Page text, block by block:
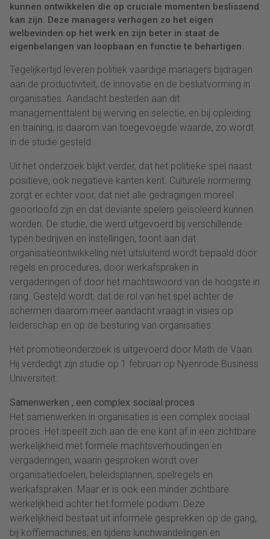
kunnen ontwikkelen die op cruciale momenten beslissend
kan zijn. Deze managers verhogen zo het eigen
welbevinden op het werk en zijn beter in staat de
eigenbelangen van loopbaan en functie te behartigen.
Tegelijkertijd leveren politiek vaardige managers bijdragen
aan de productiviteit, de innovatie en de besluitvorming in
organisaties. Aandacht besteden aan dit
managementtalent bij werving en selectie, en bij opleiding
en training, is daarom van toegevoegde waarde, zo wordt
in de studie gesteld.
Uit het onderzoek blijkt verder, dat het politieke spel naast
positieve, ook negatieve kanten kent. Culturele normering
zorgt er echter voor, dat niet alle gedragingen moreel
geoorloofd zijn en dat deviante spelers geïsoleerd kunnen
worden. De studie, die werd uitgevoerd bij verschillende
typen bedrijven en instellingen, toont aan dat
organisatieontwikkeling niet uitsluitend wordt bepaald door
regels en procedures, door werkafspraken in
vergaderingen of door het machtswoord van de hoogste in
rang. Gesteld wordt, dat de rol van het spel achter de
schermen daarom meer aandacht vraagt in visies op
leiderschap en op de besturing van organisaties.
Het promotieonderzoek is uitgevoerd door Math de Vaan.
Hij verdedigt zijn studie op 1 februari op Nyenrode Business
Universiteit.
Samenwerken , een complex sociaal proces
Het samenwerken in organisaties is een complex sociaal
proces. Het speelt zich aan de ene kant af in een zichtbare
werkelijkheid met formele machtsverhoudingen en
vergaderingen, waarin gesproken wordt over
organisatiedoelen, beleidsplannen, spelregels en
werkafspraken. Maar er is ook een minder zichtbare
werkelijkheid achter het formele podium. Deze
werkelijkheid bestaat uit informele gesprekken op de gang,
bij koffiemachines, en tijdens lunchwandelingen en